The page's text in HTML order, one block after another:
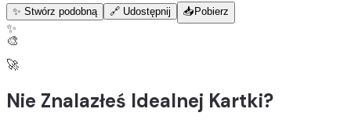
✨ Stwórz podobną 🔗 Udostępnij 📥 Pobierz
✨
🎨
🚀
Nie Znalazłeś Idealnej Kartki?